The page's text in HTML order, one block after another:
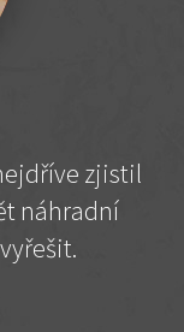
zjistil
náhradní